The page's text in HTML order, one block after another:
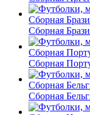
Сборная
Сборная
Сборная